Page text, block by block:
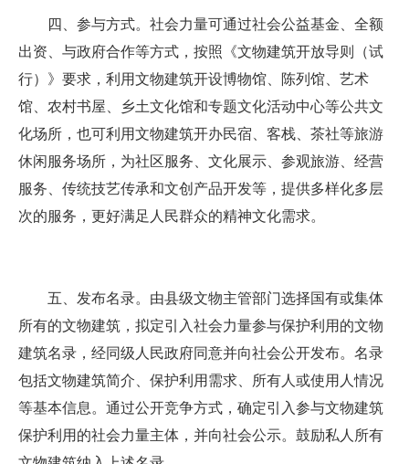
四、参与方式。社会力量可通过社会公益基金、全额
出资、与政府合作等方式，按照《文物建筑开放导则（试
行）》要求，利用文物建筑开设博物馆、陈列馆、艺术
馆、农村书屋、乡土文化馆和专题文化活动中心等公共文
化场所，也可利用文物建筑开办民宿、客栈、茶社等旅游
休闲服务场所，为社区服务、文化展示、参观旅游、经营
服务、传统技艺传承和文创产品开发等，提供多样化多层
次的服务，更好满足人民群众的精神文化需求。
五、发布名录。由县级文物主管部门选择国有或集体
所有的文物建筑，拟定引入社会力量参与保护利用的文物
建筑名录，经同级人民政府同意并向社会公开发布。名录
包括文物建筑简介、保护利用需求、所有人或使用人情况
等基本信息。通过公开竞争方式，确定引入参与文物建筑
保护利用的社会力量主体，并向社会公示。鼓励私人所有